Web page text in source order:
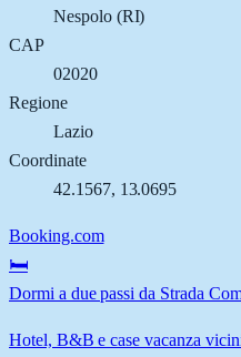
Nespolo(RI)
CAP
02020
Regione
Lazio
Coordinate
42.1567, 13.0695
Booking.com
🛏️
Dormi a due passi da Strada
Hotel, B&B e case vacanza